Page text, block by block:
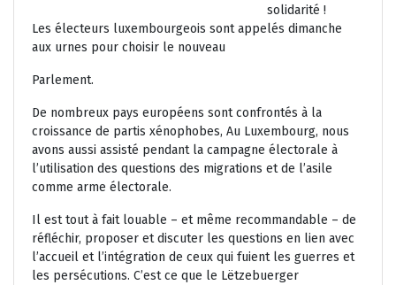
solidarité !
Les électeurs luxembourgeois sont appelés dimanche
aux urnes pour choisir le nouveau
Parlement.
De nombreux pays européens sont confrontés à la
croissance de partis xénophobes, Au Luxembourg, nous
avons aussi assisté pendant la campagne électorale à
l’utilisation des questions des migrations et de l’asile
comme arme électorale.
Il est tout à fait louable – et même recommandable – de
réfléchir, proposer et discuter les questions en lien avec
l’accueil et l’intégration de ceux qui fuient les guerres et
les persécutions. C’est ce que le Lëtzebuerger